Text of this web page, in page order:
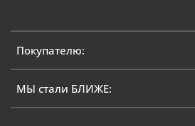
Покупателю:
МЫ стали БЛИЖЕ: